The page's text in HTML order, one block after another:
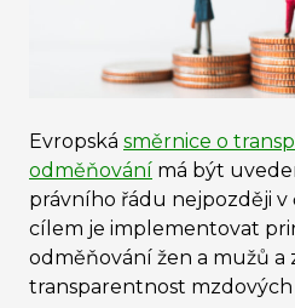
Evropská směrnice o
odměňování má být
právního řádu nejpozději v
cílem je implementovat
odměňování žen a mužů a
transparentnost